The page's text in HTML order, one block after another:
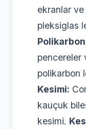
ekranlar ve
pleksiglas
pencereler
polikarbon
Kesimi:
kauçuk
kesimi.